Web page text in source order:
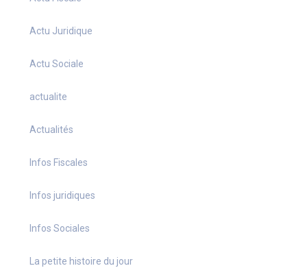
Actu Juridique
Actu Sociale
actualite
Actualités
Infos Fiscales
Infos juridiques
Infos Sociales
La petite histoire du jour